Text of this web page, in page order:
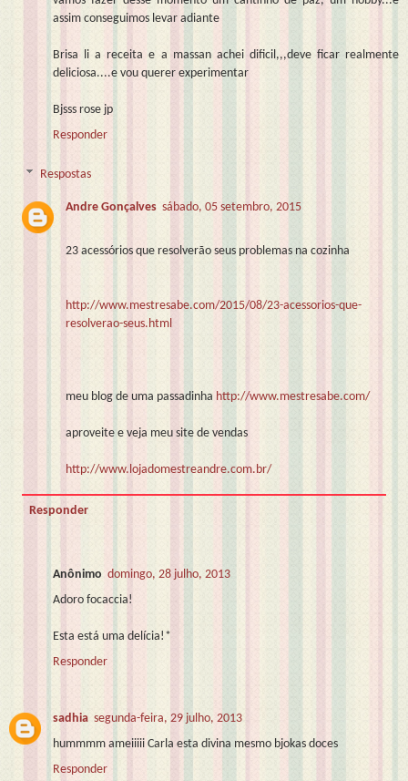
assim conseguimos levar adiante
Brisa li a receita e a massan achei dificil,,,deve ficar realmente
deliciosa....e vou querer experimentar
Bjsss rose jp
Responder
Respostas
Andre Gonçalves sábado, 05 setembro, 2015
23 acessórios que resolverão seus problemas na cozinha
http://www.mestresabe.com/2015/08/23-acessorios-que-
resolverao-seus.html
meu blog de uma passadinha http://www.mestresabe.com/
aproveite e veja meu site de vendas
http://www.lojadomestreandre.com.br/
Responder
Anônimo domingo, 28 julho, 2013
Adoro focaccia!
Esta está uma delícia!*
Responder
sadhia segunda-feira, 29 julho, 2013
hummmm ameiiiii Carla esta divina mesmo bjokas doces
Responder